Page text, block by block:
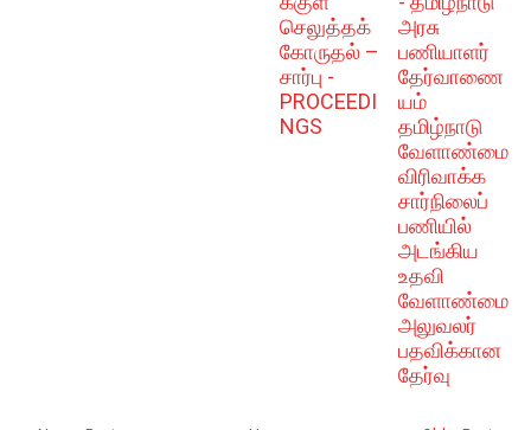
செலுத்தக்
கோருதல் –
சார்பு -
PROCEEDI
NGS
அரசு
பணியாளர்
தேர்வாணை
யம்
தமிழ்நாடு
வேளாண்மை
விரிவாக்க
சார்நிலைப்
பணியில்
அடங்கிய
உதவி
வேளாண்மை
அலுவலர்
பதவிக்கான
தேர்வு